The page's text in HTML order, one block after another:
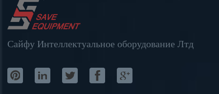
Сайфу Интеллектуальное оборудование Лтд